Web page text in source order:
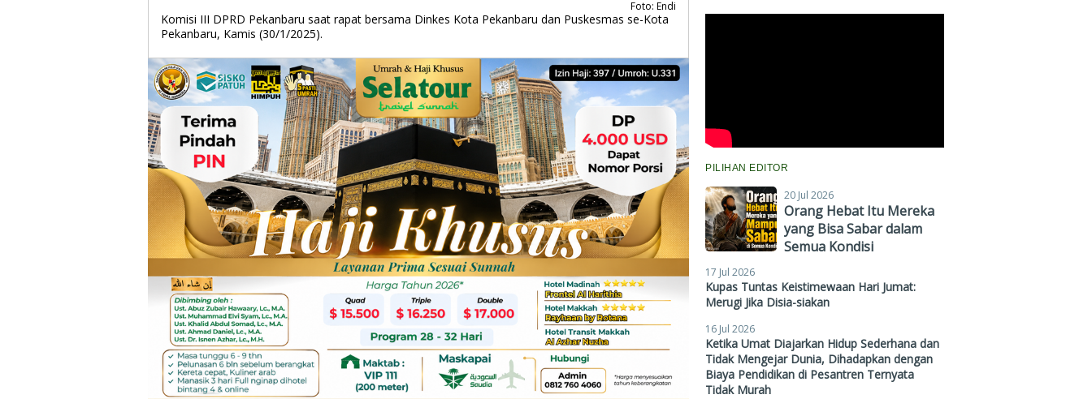
Foto: Endi
Komisi III DPRD Pekanbaru saat rapat bersama Dinkes Kota Pekanbaru dan Puskesmas se-Kota
Pekanbaru, Kamis (30/1/2025).
PILIHAN EDITOR
20 Jul 2026
Orang Hebat Itu Mereka
yang Bisa Sabar dalam
Semua Kondisi
17 Jul 2026
Kupas Tuntas Keistimewaan Hari Jumat:
Merugi Jika Disia-siakan
16 Jul 2026
Ketika Umat Diajarkan Hidup Sederhana dan
Tidak Mengejar Dunia, Dihadapkan dengan
Biaya Pendidikan di Pesantren Ternyata
Tidak Murah